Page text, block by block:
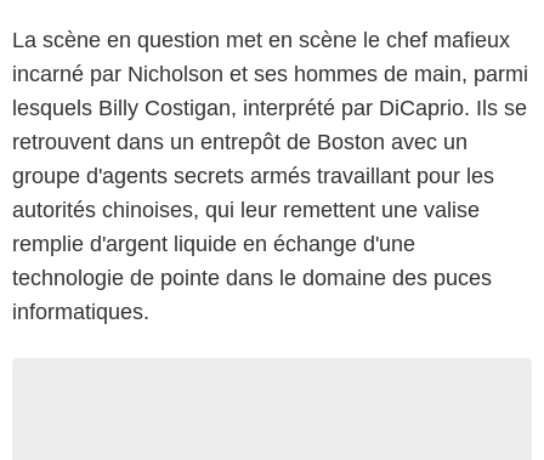
La scène en question met en scène le chef mafieux
incarné par Nicholson et ses hommes de main, parmi
lesquels Billy Costigan, interprété par DiCaprio. Ils se
retrouvent dans un entrepôt de Boston avec un
groupe d'agents secrets armés travaillant pour les
autorités chinoises, qui leur remettent une valise
remplie d'argent liquide en échange d'une
technologie de pointe dans le domaine des puces
informatiques.